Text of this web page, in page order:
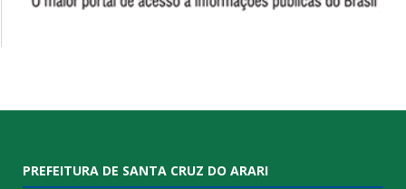
PREFEITURA DE SANTA CRUZ DO ARARI